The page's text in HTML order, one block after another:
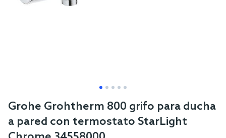
Skip
the
Grohe Grohtherm 800 grifo para ducha
a pared con termostato StarLight